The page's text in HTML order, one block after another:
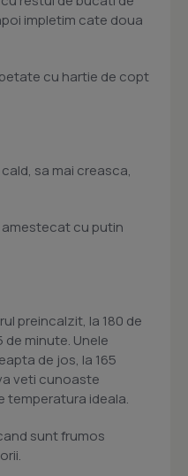
impletim cate doua
cu hartie de copt
sa mai creasca,
amestecat cu putin
preincalzit, la 180 de
de minute. Unele
de jos, la 165
veti cunoaste
temperatura ideala.
sunt frumos